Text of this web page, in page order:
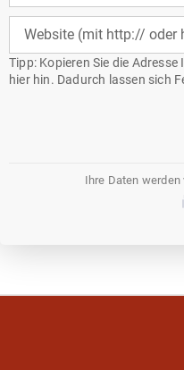
Tipp: Kopieren Sie die
hier hin. Dadurch lassen sich
Ihre Daten